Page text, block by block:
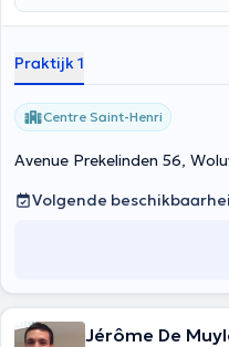
Henri. Als u liever
Praktijk 1
Centre Saint-Henri
Avenue Prekelinden 56,
Volgende
Jérôme De